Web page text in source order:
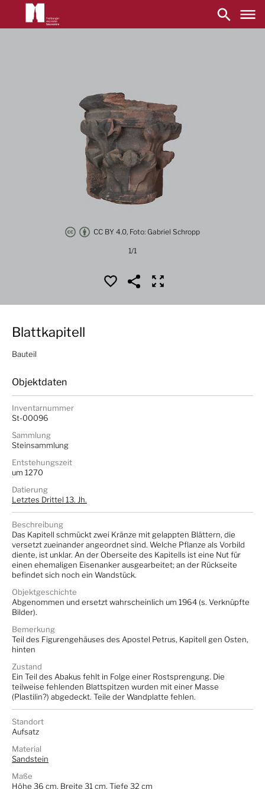
navigation
CC BY 4.0, Foto: Gabriel Schropp
1/1
Blattkapitell
Bauteil
Objektdaten
Inventarnummer
St-00096
Sammlung
Steinsammlung
Entstehungszeit
um 1270
Datierung
Letztes Drittel 13. Jh.
Beschreibung
Das Kapitell schmückt zwei Kränze mit gelappten Blättern, die
versetzt zueinander angeordnet sind. Welche Pflanze als Vorbild
diente, ist unklar. An der Oberseite des Kapitells ist eine Nut für
einen ehemaligen Eisenanker ausgearbeitet; an der Rückseite
befindet sich noch ein Wandstück.
Objektgeschichte
Abgenommen und ersetzt wahrscheinlich um 1964 (s. Verknüpfte
Bilder).
Bemerkung
Teil des Figurengehäuses des Apostel Petrus, Kapitell gen Osten,
hinten
Zustand
Ein Teil des Abakus fehlt in Folge einer Rostsprengung. Die
teilweise fehlenden Blattspitzen wurden mit einer Masse
(Plastilin?) abgedeckt. Teile der Wandplatte fehlen.
Standort
Aufsatz
Material
Sandstein
Maße
Höhe 36 cm, Breite 31 cm, Tiefe 32 cm